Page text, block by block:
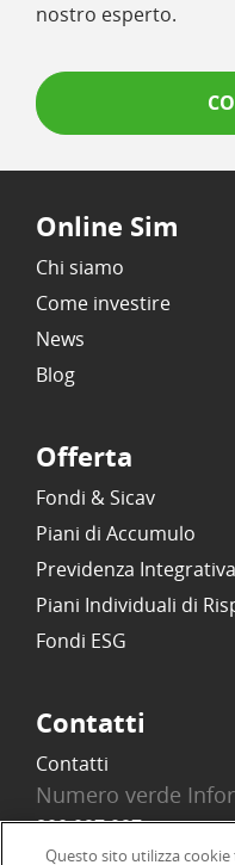
nostro esperto.
Online Sim
Chi siamo
Come investire
News
Blog
Offerta
Fondi & Sicav
Piani di Accumulo
Previdenza Integrativa
Piani Individuali di
Fondi ESG
Contatti
Contatti
Numero verde
800 097 097
Email
Questo sito utilizza